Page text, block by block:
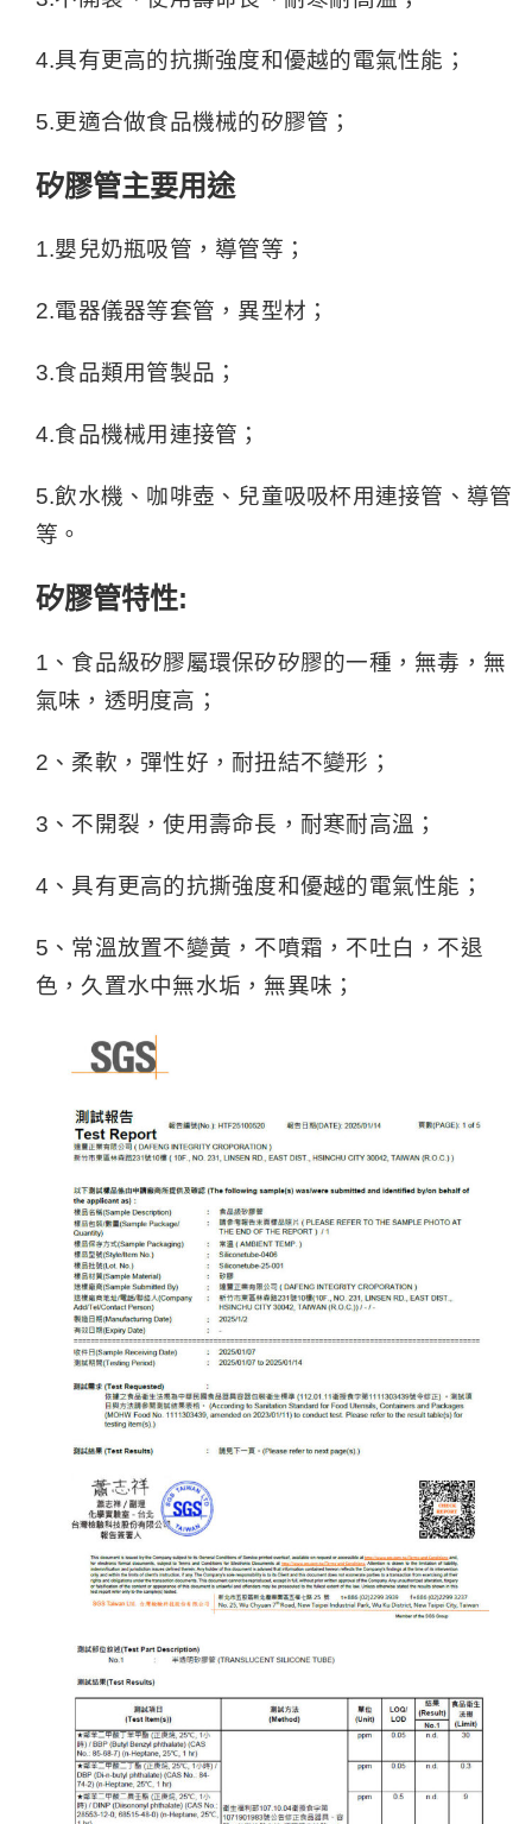
4.具有更高的抗撕強度和優越的電氣性能；
5.更適合做食品機械的矽膠管；
矽膠管主要用途
1.嬰兒奶瓶吸管，導管等；
2.電器儀器等套管，異型材；
3.食品類用管製品；
4.食品機械用連接管；
5.飲水機、咖啡壺、兒童吸吸杯用連接管、導管
等。
矽膠管特性:
1、食品級矽膠屬環保矽矽膠的一種，無毒，無
氣味，透明度高；
2、柔軟，彈性好，耐扭結不變形；
3、不開裂，使用壽命長，耐寒耐高溫；
4、具有更高的抗撕強度和優越的電氣性能；
5、常溫放置不變黃，不噴霜，不吐白，不退
色，久置水中無水垢，無異味；